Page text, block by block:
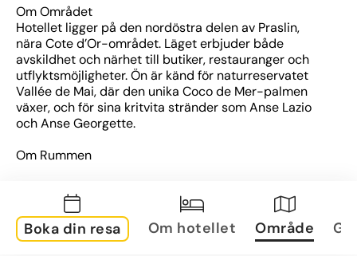
Om Området
Hotellet ligger på den nordöstra delen av Praslin,
nära Cote d’Or-området. Läget erbjuder både
avskildhet och närhet till butiker, restauranger och
utflyktsmöjligheter. Ön är känd för naturreservatet
Vallée de Mai, där den unika Coco de Mer-palmen
växer, och för sina kritvita stränder som Anse Lazio
och Anse Georgette.
Om Rummen
smakfullt inredda och utrustade med
luftkonditionering, Wi-Fi, satellit-tv och balkong eller
terrass. Den kuperade miljön gör att du får både lugn
Boka din resa Om hotellet Område